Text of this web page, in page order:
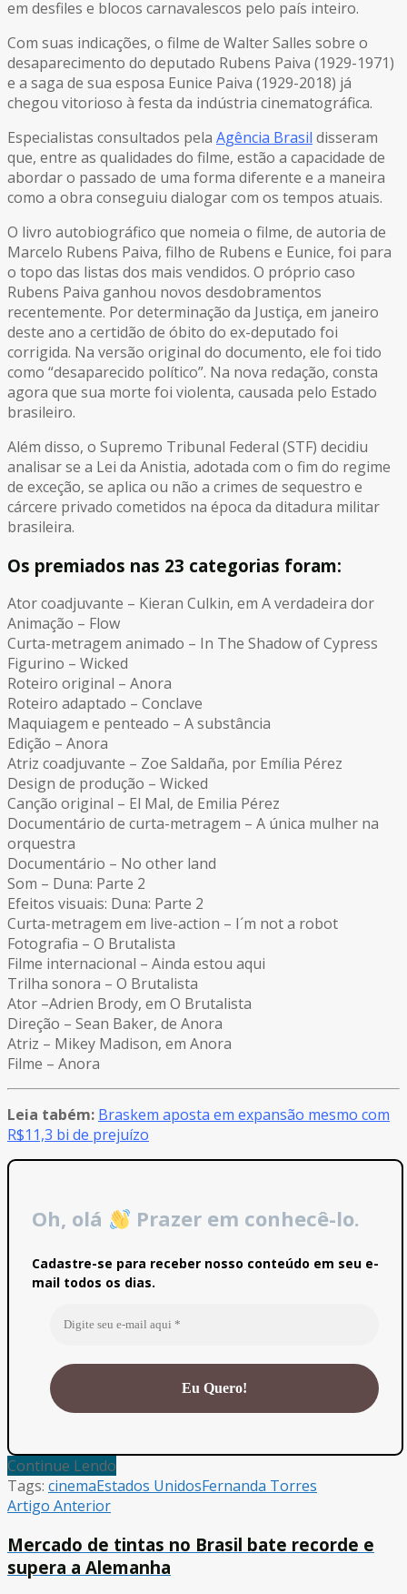
em desfiles e blocos carnavalescos pelo país inteiro.
Com suas indicações, o filme de Walter Salles sobre o
desaparecimento do deputado Rubens Paiva (1929-1971)
e a saga de sua esposa Eunice Paiva (1929-2018) já
chegou vitorioso à festa da indústria cinematográfica.
Especialistas consultados pela Agência Brasil disseram
que, entre as qualidades do filme, estão a capacidade de
abordar o passado de uma forma diferente e a maneira
como a obra conseguiu dialogar com os tempos atuais.
O livro autobiográfico que nomeia o filme, de autoria de
Marcelo Rubens Paiva, filho de Rubens e Eunice, foi para
o topo das listas dos mais vendidos. O próprio caso
Rubens Paiva ganhou novos desdobramentos
recentemente. Por determinação da Justiça, em janeiro
deste ano a certidão de óbito do ex-deputado foi
corrigida. Na versão original do documento, ele foi tido
como “desaparecido político”. Na nova redação, consta
agora que sua morte foi violenta, causada pelo Estado
brasileiro.
Além disso, o Supremo Tribunal Federal (STF) decidiu
analisar se a Lei da Anistia, adotada com o fim do regime
de exceção, se aplica ou não a crimes de sequestro e
cárcere privado cometidos na época da ditadura militar
brasileira.
Os premiados nas 23 categorias foram:
Ator coadjuvante – Kieran Culkin, em A verdadeira dor
Animação – Flow
Curta-metragem animado – In The Shadow of Cypress
Figurino – Wicked
Roteiro original – Anora
Roteiro adaptado – Conclave
Maquiagem e penteado – A substância
Edição – Anora
Atriz coadjuvante – Zoe Saldaña, por Emília Pérez
Design de produção – Wicked
Canção original – El Mal, de Emilia Pérez
Documentário de curta-metragem – A única mulher na
orquestra
Documentário – No other land
Som – Duna: Parte 2
Efeitos visuais: Duna: Parte 2
Curta-metragem em live-action – I´m not a robot
Fotografia – O Brutalista
Filme internacional – Ainda estou aqui
Trilha sonora – O Brutalista
Ator –Adrien Brody, em O Brutalista
Direção – Sean Baker, de Anora
Atriz – Mikey Madison, em Anora
Filme – Anora
Leia tabém: Braskem aposta em expansão mesmo com
R$11,3 bi de prejuízo
Oh, olá Prazer em conhecê-lo.
Cadastre-se para receber nosso conteúdo em seu e-
mail todos os dias.
Continue Lendo
Tags: cinemaEstados UnidosFernanda Torres
Artigo Anterior
Mercado de tintas no Brasil bate recorde e
supera a Alemanha